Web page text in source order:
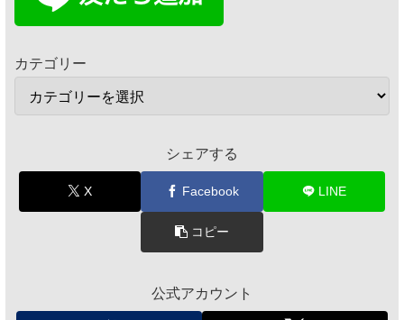
カテゴリー
シェアする
X Facebook LINE
コピー
公式アカウント